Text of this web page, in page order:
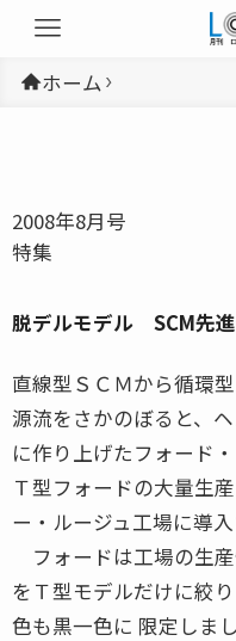
ホーム
2008年8月号
特集
脱デルモデル SCM先
直線型ＳＣＭから循環
源流をさかのぼると、
に作り上げたフォード
Ｔ型フォードの大量生
ー・ルージュ工場に導入
フォードは工場の生
をＴ型モデルだけに絞り
色も黒一色に 限定しまし